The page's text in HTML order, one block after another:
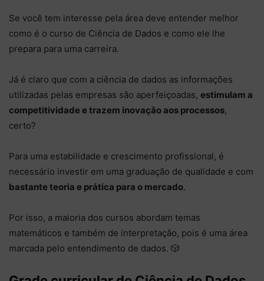
Se você tem interesse pela área deve entender melhor
como é o curso de Ciência de Dados e como ele lhe
prepara para uma carreira.
Já é claro que com a ciência de dados as informações
utilizadas pelas empresas são aperfeiçoadas, estimulam a
competitividade e trazem inovação aos processos,
certo?
Para uma estabilidade e crescimento profissional, é
necessário investir em uma graduação de qualidade e com
bastante teoria e prática para o mercado.
Por isso, a maioria dos cursos abordam temas
matemáticos e também de interpretação, pois é uma área
marcada pelo entendimento de dados. 🎲